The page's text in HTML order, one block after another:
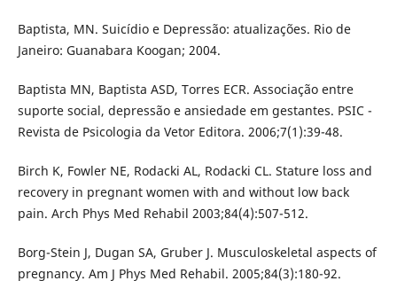
Baptista, MN. Suicídio e Depressão: atualizações. Rio de
Janeiro: Guanabara Koogan; 2004.
Baptista MN, Baptista ASD, Torres ECR. Associação entre
suporte social, depressão e ansiedade em gestantes. PSIC -
Revista de Psicologia da Vetor Editora. 2006;7(1):39-48.
Birch K, Fowler NE, Rodacki AL, Rodacki CL. Stature loss and
recovery in pregnant women with and without low back
pain. Arch Phys Med Rehabil 2003;84(4):507-512.
Borg-Stein J, Dugan SA, Gruber J. Musculoskeletal aspects of
pregnancy. Am J Phys Med Rehabil. 2005;84(3):180-92.